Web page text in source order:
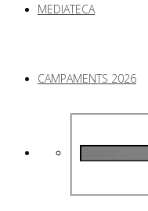
MEDIATECA
CAMPAMENTS 2026